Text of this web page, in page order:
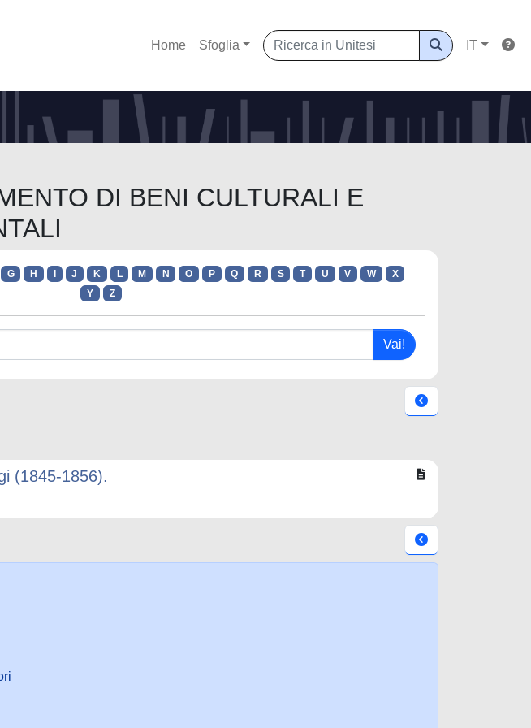
Home Sfoglia IT
DI BENI CULTURALI E
G H J K L M N O P Q R S T U V W
X
Y
Z
(1845-1856).